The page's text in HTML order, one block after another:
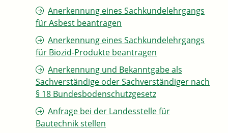
Anerkennung eines Sachkundelehrgangs
für Asbest beantragen
Anerkennung eines Sachkundelehrgangs
für Biozid-Produkte beantragen
Anerkennung und Bekanntgabe als
Sachverständige oder Sachverständiger nach
§ 18 Bundesbodenschutzgesetz
Anfrage bei der Landesstelle für
Bautechnik stellen